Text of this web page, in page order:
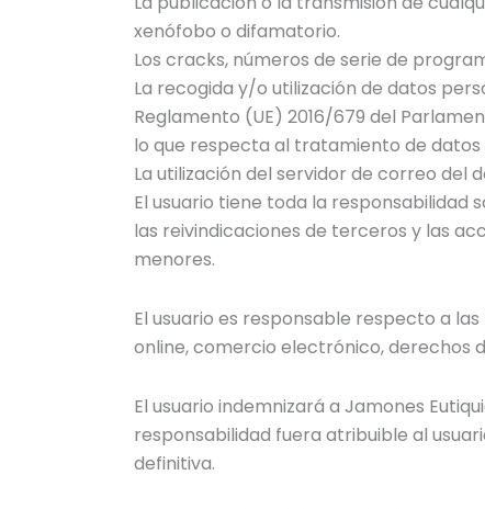
xenófobo o difamatorio.
Los cracks, números de serie de
La recogida y/o utilización de datos
Reglamento (UE) 2016/679 del
lo que respecta al tratamiento de datos
La utilización del servidor de correo del
El usuario tiene toda la
las reivindicaciones de terceros y las
menores.
El usuario es responsable respecto a
online, comercio electrónico, derechos
El usuario indemnizará a Jamones
responsabilidad fuera atribuible al
definitiva.